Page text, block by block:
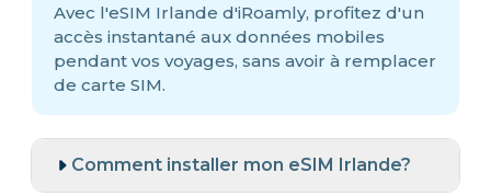
Avec l'eSIM Irlande d'iRoamly, profitez d'un
accès instantané aux données mobiles
pendant vos voyages, sans avoir à remplacer
de carte SIM.
Comment installer mon eSIM Irlande?